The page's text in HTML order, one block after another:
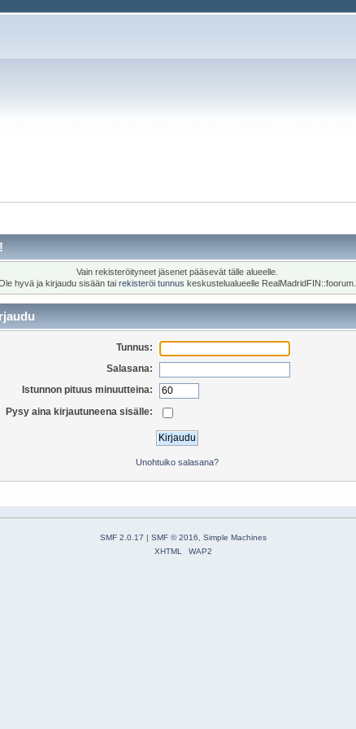
Vain rekisteröityneet jäsenet pääsevät tälle alueelle.
hyvä ja kirjaudu sisään tai rekisteröi tunnus keskustelualueelle RealMadridFIN::foorum.
Tunnus:
Salasana:
Istunnon pituus minuutteina:
Pysy aina kirjautuneena sisälle:
Unohtuiko salasana?
SMF 2.0.17 | SMF © 2016
Simple Machines
XHTML
WAP2